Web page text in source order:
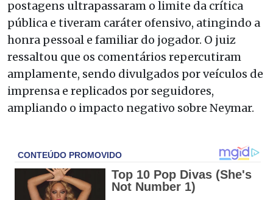
postagens ultrapassaram o limite da crítica
pública e tiveram caráter ofensivo, atingindo a
honra pessoal e familiar do jogador. O juiz
ressaltou que os comentários repercutiram
amplamente, sendo divulgados por veículos de
imprensa e replicados por seguidores,
ampliando o impacto negativo sobre Neymar.